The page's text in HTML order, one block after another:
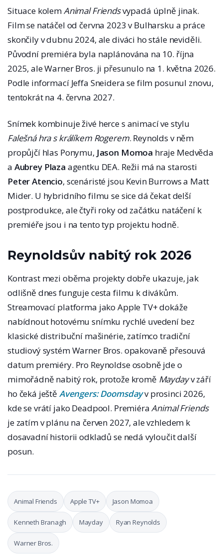
Situace kolemAnimal Friendsvypadá úplně jinak.
Film se natáčel od června 2023 v Bulharsku a práce
skončily v dubnu 2024, ale diváci ho stále neviděli.
Původní premiéra byla naplánována na 10. října
2025, ale Warner Bros. ji přesunulo na 1. května 2026.
Podle informací Jeffa Sneidera se film posunul znovu,
tentokrát na 4. června 2027.
Snímek kombinuje živé herce s animací ve stylu
Falešná hra s králíkem Rogerem. Reynolds v něm
propůjčí hlas Ponymu, Jason Momoa hraje Medvěda
a Aubrey Plaza agentku DEA. Režii má na starosti
Peter Atencio, scenáristé jsou Kevin Burrows a Matt
Mider. U hybridního filmu se sice dá čekat delší
postprodukce, ale čtyři roky od začátku natáčení k
premiéře jsou i na tento typ projektu hodně.
Reynoldsův nabitý rok 2026
Kontrast mezi oběma projekty dobře ukazuje, jak
odlišně dnes funguje cesta filmu k divákům.
Streamovací platforma jako Apple TV+ dokáže
nabídnout hotovému snímku rychlé uvedení bez
klasické distribuční mašinérie, zatímco tradiční
studiový systém Warner Bros. opakovaně přesouvá
datum premiéry. Pro Reynoldse osobně jde o
mimořádně nabitý rok, protože kromě Maydayv září
ho čeká ještě Avengers: Doomsdayv prosinci 2026,
kde se vrátí jako Deadpool. PremiéraAnimal Friends
je zatím v plánu na červen 2027, ale vzhledem k
dosavadní historii odkladů se nedá vyloučit další
posun.
Animal Friends Apple TV+ Jason Momoa
Kenneth Branagh Mayday Ryan Reynolds
Warner Bros.